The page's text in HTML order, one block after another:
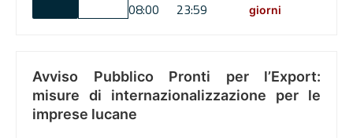
08:00
23:59
giorni
Avviso Pubblico Pronti per l’Export:
misure di internazionalizzazione per le
imprese lucane